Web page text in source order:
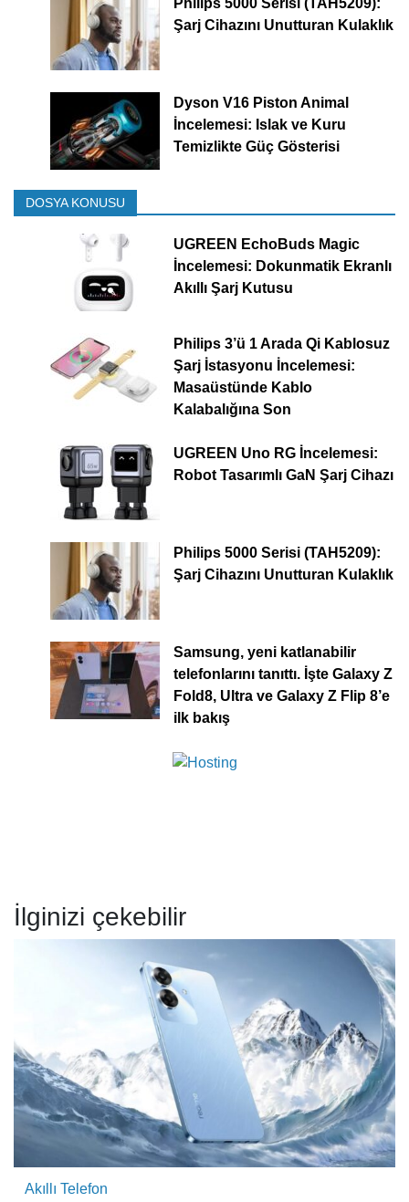
Philips 5000 Serisi (TAH5209):
Şarj Cihazını Unutturan Kulaklık
Dyson V16 Piston Animal
İncelemesi: Islak ve Kuru
Temizlikte Güç Gösterisi
DOSYA KONUSU
UGREEN EchoBuds Magic
İncelemesi: Dokunmatik Ekranlı
Akıllı Şarj Kutusu
Philips 3’ü 1 Arada Qi Kablosuz
Şarj İstasyonu İncelemesi:
Masaüstünde Kablo
Kalabalığına Son
UGREEN Uno RG İncelemesi:
Robot Tasarımlı GaN Şarj Cihazı
Philips 5000 Serisi (TAH5209):
Şarj Cihazını Unutturan Kulaklık
Samsung, yeni katlanabilir
telefonlarını tanıttı. İşte Galaxy Z
Fold8, Ultra ve Galaxy Z Flip 8’e
ilk bakış
İlginizi çekebilir
Akıllı Telefon